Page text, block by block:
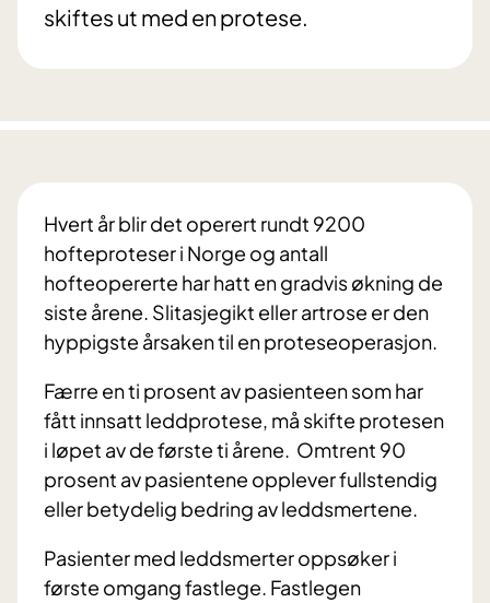
skiftes ut med en protese.
Hvert år blir det operert rundt 9200
hofteproteser i Norge og antall
hofteopererte har hatt en gradvis økning de
siste årene. Slitasjegikt eller artrose er den
hyppigste årsaken til en proteseoperasjon.
Færre en ti prosent av pasienteen som har
fått innsatt leddprotese, må skifte protesen
i løpet av de første ti årene. Omtrent 90
prosent av pasientene opplever fullstendig
eller betydelig bedring av leddsmertene.
Pasienter med leddsmerter oppsøker i
første omgang fastlege. Fastlegen